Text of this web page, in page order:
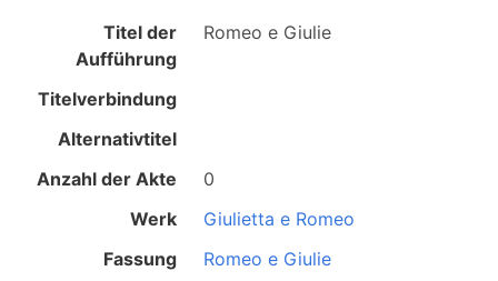
Titel der
Aufführung
Romeo e Giulie
Titelverbindung
Alternativtitel
Anzahl der Akte
0
Werk
Giulietta e Romeo
Fassung
Romeo e Giulie